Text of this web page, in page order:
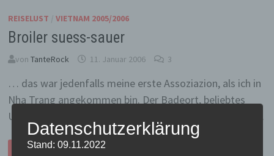
REISELUST VIETNAM 2005/2006
Broiler suess-sauer
von TanteRock 11. Januar 2006 3
… das war jedenfalls meine erste Assoziazion, als ich in
Nha Trang angekommen bin. Der Badeort, beliebtes
Urlaubsziel auch fuer Vietnamesen, hat ein wenig den …
BROILER
WEITERLESEN
Datenschutzerklärung
Stand: 09.11.2022